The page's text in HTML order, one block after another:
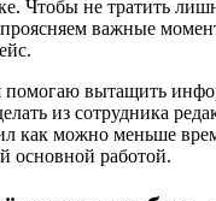
Чтобы не тратить
важные
помогаю вытащить
из сотрудника
как можно меньше
основной работой.